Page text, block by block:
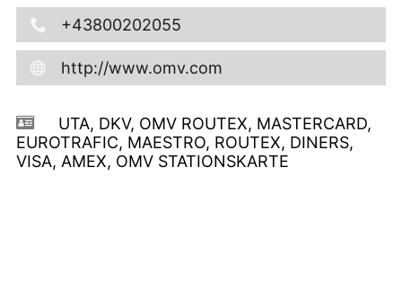
+43800202055
http://www.omv.com
UTA, DKV, OMV ROUTEX, MASTERCARD,
EUROTRAFIC, MAESTRO, ROUTEX, DINERS,
VISA, AMEX, OMV STATIONSKARTE